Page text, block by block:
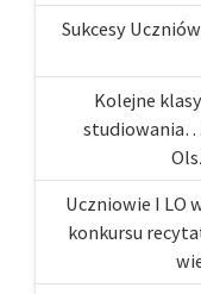
Sukcesy
Kolejne
Uczniowie I LO
konkursu